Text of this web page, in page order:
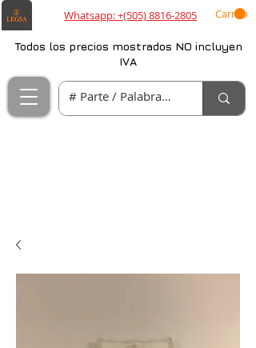
Whatsapp: +(505) 8816-2805 Carrito
Todos los precios mostrados NO incluyen
IVA